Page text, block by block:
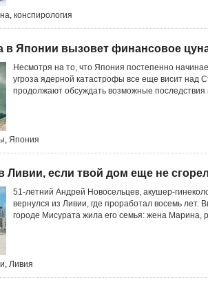
, конспирология
в Японии вызовет финансовое
Несмотря на то, что Япония постепенно
угроза ядерной катастрофы все еще висит над
продолжают обсуждать возможные последствия
, Япония
Ливии, если твой дом еще не
51-летний Андрей Новосельцев, акушер-
вернулся из Ливии, где проработал восемь лет.
городе Мисурата жила его семья: жена Марина,
, Ливия